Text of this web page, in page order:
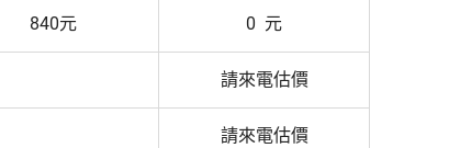
840元 0 元
請來電估價
請來電估價